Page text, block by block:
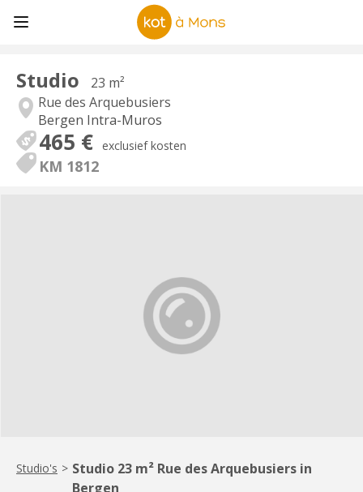
Studio
23 m²
Rue des Arquebusiers
Bergen Intra-Muros
465 € exclusief kosten
KM 1812
Studio's > Studio 23 m² Rue des Arquebusiers in
Bergen